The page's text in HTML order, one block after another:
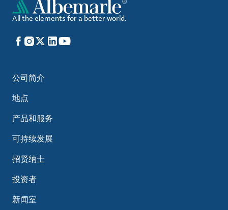
All the elements for a better world.
Facebook
Instagram
X LinkedIn
YouTube
公司简介
地点
产品和服务
可持续发展
招贤纳士
投资者
新闻室